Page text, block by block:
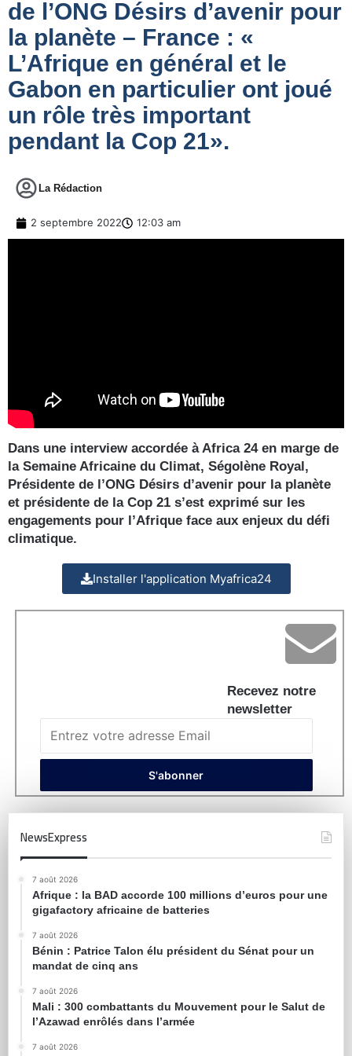
de l’ONG Désirs d’avenir pour
la planète – France : «
L’Afrique en général et le
Gabon en particulier ont joué
un rôle très important
pendant la Cop 21».
La Rédaction
2 septembre 2022 12:03 am
Dans une interview accordée à Africa 24 en marge de
la Semaine Africaine du Climat, Ségolène Royal,
Présidente de l’ONG Désirs d’avenir pour la planète
et présidente de la Cop 21 s’est exprimé sur les
engagements pour l’Afrique face aux enjeux du défi
climatique.
Installer l'application Myafrica24
Recevez notre
newsletter
NewsExpress
7 août 2026
Afrique : la BAD accorde 100 millions d’euros pour une
gigafactory africaine de batteries
7 août 2026
Bénin : Patrice Talon élu président du Sénat pour un
mandat de cinq ans
7 août 2026
Mali : 300 combattants du Mouvement pour le Salut de
l’Azawad enrôlés dans l’armée
7 août 2026